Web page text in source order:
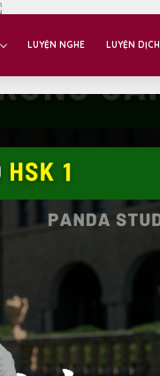
LUYỆN NGHE LUYỆN DỊCH